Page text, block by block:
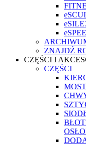
ZNAJDŹ
CZĘŚCI I
CZĘŚCI